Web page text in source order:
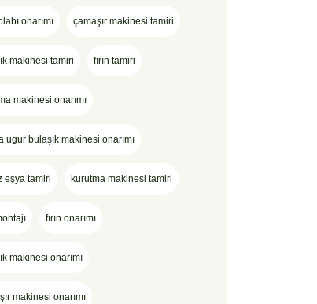
onarımı çamaşır makinesi tamiri
makinesi tamiri fırın tamiri
makinesi onarımı
ugur bulaşık makinesi onarımı
eşya tamiri kurutma makinesi tamiri
fırın onarımı
makinesi onarımı
makinesi onarımı